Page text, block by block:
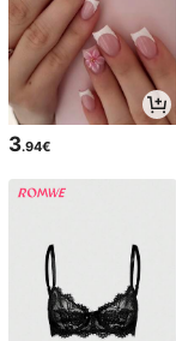
3.94€